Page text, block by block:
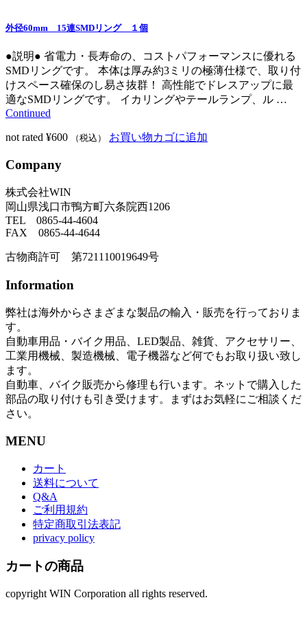
外径60mm 15連SMDリング １個
●説明● 省電力・長寿命の、コストパフォーマンスに優れる
SMDリングです。 本体は厚み約3ミリの極薄仕様で、取り付
けスペース確保のし易さ抜群！ 高性能でドレスアップに最
適なSMDリングです。 イカリングやテールランプ、ル …
Continued
not rated ¥600 （税込） お買い物カゴに追加
Company
株式会社WIN
岡山県浅口市鴨方町六条院西1206
TEL 0865-44-4604
FAX 0865-44-4644
古物商許可 第721110019649号
Information
弊社は海外からさまざまな製品の輸入・販売を行っておりま
す。
自動車用品・バイク用品、LED製品、雑貨、アクセサリー、
工業用機械、製造機械、電子機器など何でもお取り扱い致し
ます。
自動車、バイク販売から修理も行います。ネットで購入した
部品の取り付けも引き受けます。まずはお気軽にご相談くだ
さい。
MENU
カート
送料について
Q&A
ご利用規約
特定商取引法表記
privacy policy
カートの商品
copyright WIN Corporation all rights reserved.